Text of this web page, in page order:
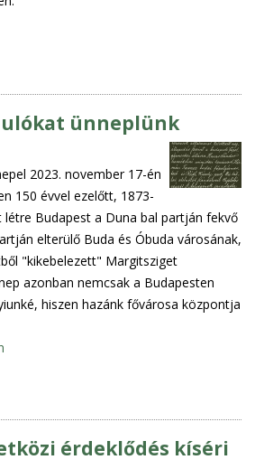
ünneplünk
2023. november 17-én
150 évvel ezelőtt, 1873-
Budapest a Duna bal partján fekvő
elterülő Buda és Óbuda városának,
"kikebelezett" Margitsziget
azonban nemcsak a Budapesten
hiszen hazánk fővárosa központja
érdeklődés kíséri